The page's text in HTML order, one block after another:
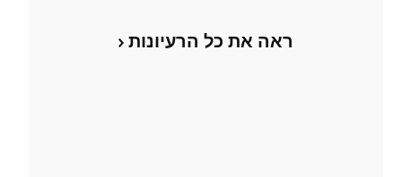
ראה את כל הרעיונות